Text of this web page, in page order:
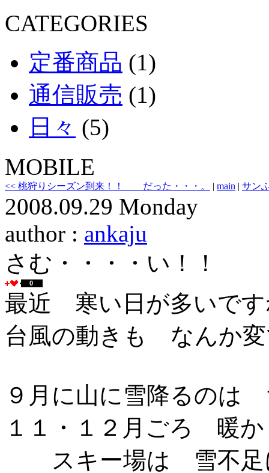
CATEGORIES
定番商品 (1)
通信販売 (1)
日々 (5)
MOBILE
<< 桃狩りシーズン到来！！ だった・・・。 | main | サン
2008.09.29 Monday
author : ankaju
さむ・・・・い！！
0
最近 寒い日が多いです
台風の動きも なん
９月に山に雪降るのは
１１・１２月ごろ 暖
スキー場は 雪不足